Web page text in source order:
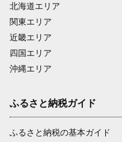
北海道エリア
関東エリア
近畿エリア
四国エリア
沖縄エリア
ふるさと納税ガイド
ふるさと納税の基本ガイド